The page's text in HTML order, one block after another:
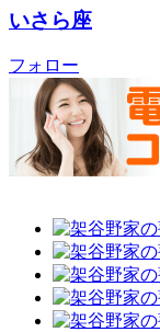
いさら座
フォロー